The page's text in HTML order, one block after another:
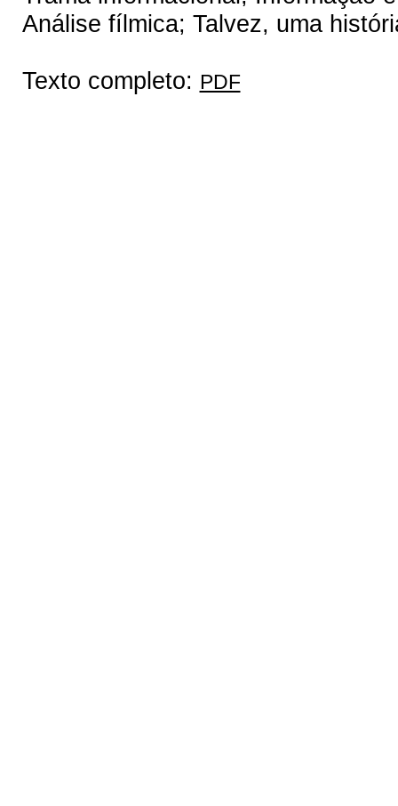
Análise fílmica; Talvez, uma
Texto completo: PDF